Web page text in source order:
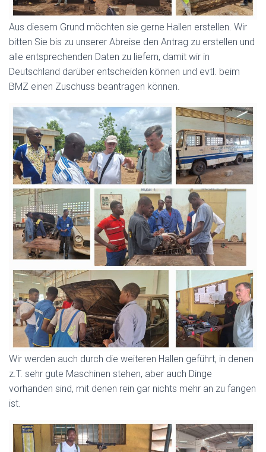
Aus diesem Grund möchten sie gerne Hallen erstellen. Wir
bitten Sie bis zu unserer Abreise den Antrag zu erstellen und
alle entsprechenden Daten zu liefern, damit wir in
Deutschland darüber entscheiden können und evtl. beim
BMZ einen Zuschuss beantragen können.
Wir werden auch durch die weiteren Hallen geführt, in denen
z.T. sehr gute Maschinen stehen, aber auch Dinge
vorhanden sind, mit denen rein gar nichts mehr an zu fangen
ist.